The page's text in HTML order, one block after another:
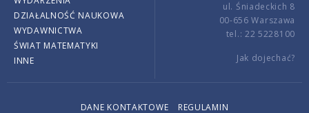
DZIAŁALNOŚĆ NAUKOWA
WYDAWNICTWA
ŚWIAT MATEMATYKI
INNE
ul. Śniadeckich 8
00-656 Warszawa
tel.: 22 5228100
Jak dojechać?
DANE KONTAKTOWE REGULAMIN